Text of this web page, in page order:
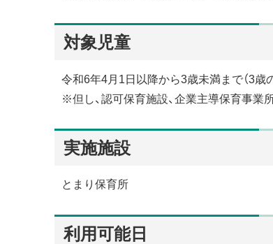
対象児童
令和6年4月1日以降から3歳未満まで（3歳
※但し、認可保育施設、企業主導保育事業
実施施設
とまり保育所
利用可能日